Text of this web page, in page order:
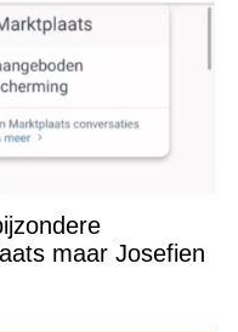
maar Josefien